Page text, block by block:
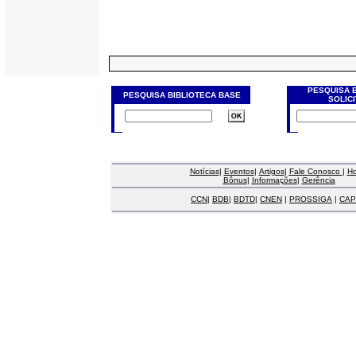
PESQUISA BIBLIOTECA BASE
PESQUISA
Notícias| Eventos| Artigos| Fale Conosco |
Bônus| Informações| Gerência
CCN| BDB| BDTD| CNEN | PROSSIGA |